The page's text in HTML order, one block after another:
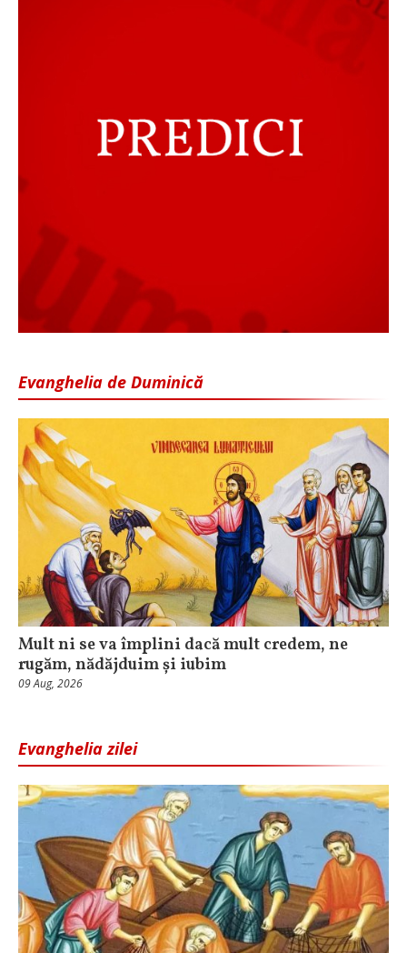
Evanghelia de Duminică
Mult ni se va împlini dacă mult credem, ne
rugăm, nădăjduim și iubim
09 Aug, 2026
Evanghelia zilei